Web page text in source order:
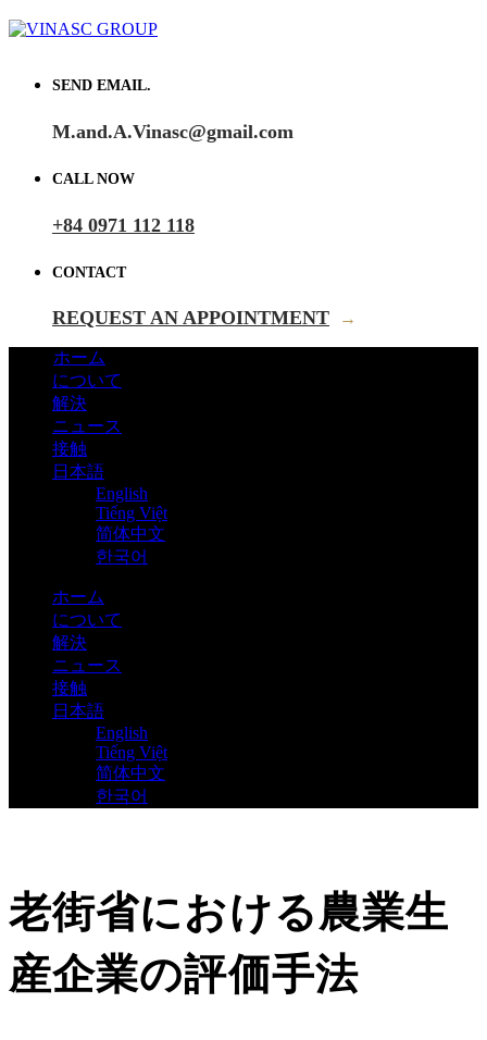
SEND EMAIL.
M.and.A.Vinasc@gmail.com
CALL NOW
+84 0971 112 118
CONTACT
REQUEST AN APPOINTMENT →
ホーム
について
解決
ニュース
接触
日本語
English
Tiếng Việt
简体中文
한국어
ホーム
について
解決
ニュース
接触
日本語
English
Tiếng Việt
简体中文
한국어
老街省における農業生
産企業の評価手法